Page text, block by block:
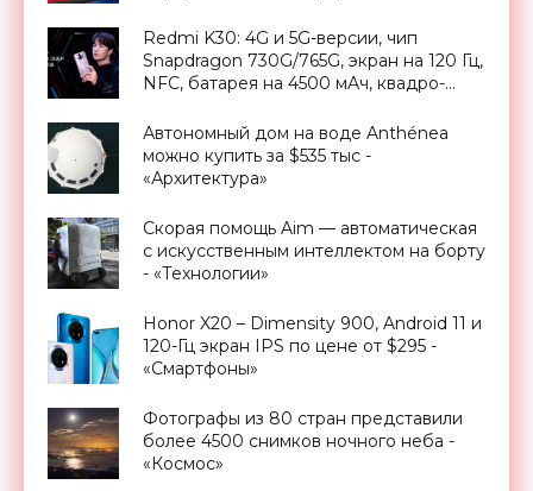
Redmi K30: 4G и 5G-версии, чип
Snapdragon 730G/765G, экран на 120 Гц,
NFC, батарея на 4500 мАч, квадро-
«Смартфоны»
Автономный дом на воде Anthénea
можно купить за $535 тыс -
«Архитектура»
Скорая помощь Aim — автоматическая
с искусственным интеллектом на борту
- «Технологии»
Honor X20 – Dimensity 900, Android 11 и
120-Гц экран IPS по цене от $295 -
«Смартфоны»
Фотографы из 80 стран представили
более 4500 снимков ночного неба -
«Космос»